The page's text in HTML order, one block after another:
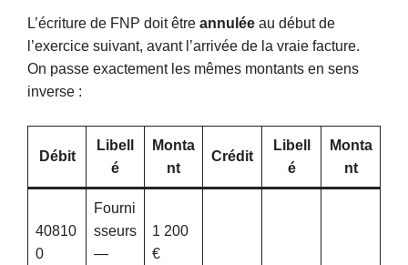
L’écriture de FNP doit être annulée au début de
l’exercice suivant, avant l’arrivée de la vraie facture.
On passe exactement les mêmes montants en sens
inverse :
Débit
Libell
é
Monta
nt
Crédit
Libell
é
Monta
nt
40810
0
Fourni
sseurs
—
1 200
€